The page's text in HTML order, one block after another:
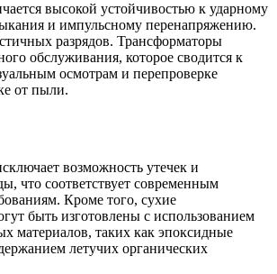
высокой устойчивостью к ударному
и импульсному перенапряжению.
разрядов. Трансформаторы
обслуживания, которое сводится к
осмотрам и перепроверке
от пыли.
возможность утечек и
что соответствует современным
Кроме того, сухие
быть изготовлены с использованием
материалов, таких как эпоксидные
летучих органических